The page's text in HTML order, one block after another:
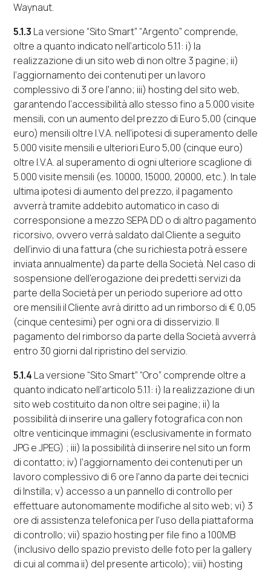
Waynaut.
5.1.3 La versione “Sito Smart” “Argento” comprende,
oltre a quanto indicato nell’articolo 5.1.1: i) la
realizzazione di un sitoweb di non oltre 3 pagine; ii)
l’aggiornamento dei contenuti per un lavoro
complessivo di 3 ore l'anno; iii) hosting del sitoweb,
garantendo l’accessibilità allo stesso fino a 5.000 visite
mensili, con un aumento del prezzo di Euro 5,00 (cinque
euro) mensili oltre I.V.A. nell’ipotesi di superamento delle
5.000 visite mensili e ulteriori Euro 5,00 (cinque euro)
oltre I.V.A. al superamento di ogni ulteriore scaglione di
5.000 visite mensili (es. 10000, 15000, 20000, etc.). In tale
ultima ipotesi di aumento del prezzo, il pagamento
avverrà tramite addebito automatico in caso di
corresponsione a mezzo SEPA DD o di altro pagamento
ricorsivo, ovvero verrà saldato dal Cliente a seguito
dell’invio di una fattura (che su richiesta potrà essere
inviata annualmente) da parte della Società. Nel caso di
sospensione dell’erogazione dei predetti servizi da
parte della Società per un periodo superiore ad otto
ore mensili il Cliente avrà diritto ad un rimborso di € 0,05
(cinque centesimi) per ogni ora di disservizio. Il
pagamento del rimborso da parte della Società avverrà
entro 30 giorni dal ripristino del servizio.
5.1.4 La versione “Sito Smart” “Oro” comprende oltre a
quanto indicato nell’articolo 5.1.1: i) la realizzazione di un
sitoweb costituito da non oltre sei pagine; ii) la
possibilità di inserire una galleryfotografica con non
oltre venticinque immagini (esclusivamente in formato
JPG e JPEG) ; iii) la possibilità di inserire nel sito unform
di contatto; iv) l’aggiornamento dei contenuti per un
lavoro complessivo di 6 ore l’anno da parte dei tecnici
di Instilla; v) accesso a un pannello di controllo per
effettuare autonomamente modifiche al sitoweb; vi) 3
ore di assistenza telefonica per l’uso della piattaforma
di controllo; vii) spazio hosting per file fino a 100MB
(inclusivo dello spazio previsto delle foto per la gallery
di cui al comma ii) del presente articolo); viii) hosting